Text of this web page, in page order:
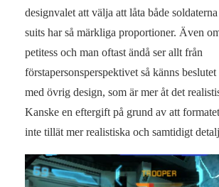
designvalet att välja att låta både
suits har så märkliga proportioner. Även
petitess och man oftast ändå ser allt från
förstapersonsperspektivet så känns
med övrig design, som är mer åt det
Kanske en eftergift på grund av att
inte tillät mer realistiska och samtidigt